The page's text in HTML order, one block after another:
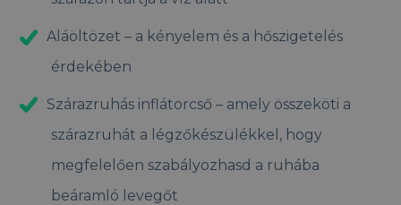
Aláöltözet – a kényelem és a hőszigetelés
érdekében
Szárazruhás inflátorcső – amely összeköti a
szárazruhát a légzőkészülékkel, hogy
megfelelően szabályozhasd a ruhába
beáramló levegőt